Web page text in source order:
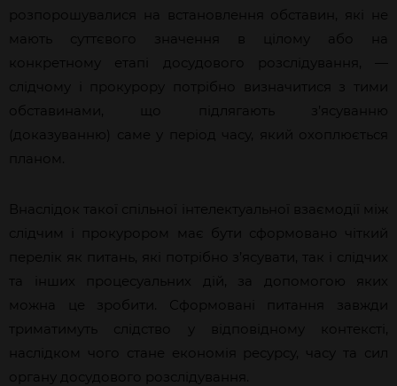
розпорошувалися на встановлення обставин, які не
мають суттєвого значення в цілому або на
конкретному етапі досудового розслідування, —
слідчому і прокурору потрібно визначитися з тими
обставинами, що підлягають з’ясуванню
(доказуванню) саме у період часу, який охоплюється
планом.
Внаслідок такої спільної інтелектуальної взаємодії між
слідчим і прокурором має бути сформовано чіткий
перелік як питань, які потрібно з’ясувати, так і слідчих
та інших процесуальних дій, за допомогою яких
можна це зробити. Сформовані питання завжди
триматимуть слідство у відповідному контексті,
наслідком чого стане економія ресурсу, часу та сил
органу досудового розслідування.